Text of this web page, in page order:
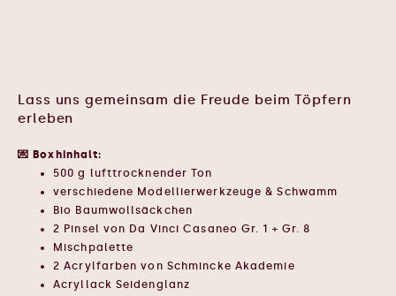
Lass uns gemeinsam die Freude beim Töpfern
erleben
💌 Boxhinhalt:
500 g lufttrocknender Ton
verschiedene Modellierwerkzeuge & Schwamm
Bio Baumwollsäckchen
2 Pinsel von Da Vinci Casaneo Gr. 1 + Gr. 8
Mischpalette
2 Acrylfarben von Schmincke Akademie
Acryllack Seidenglanz